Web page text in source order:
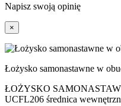
Napisz swoją opinię
×
Łożysko samonastawne w
ŁOŻYSKO
UCFL206 średnica